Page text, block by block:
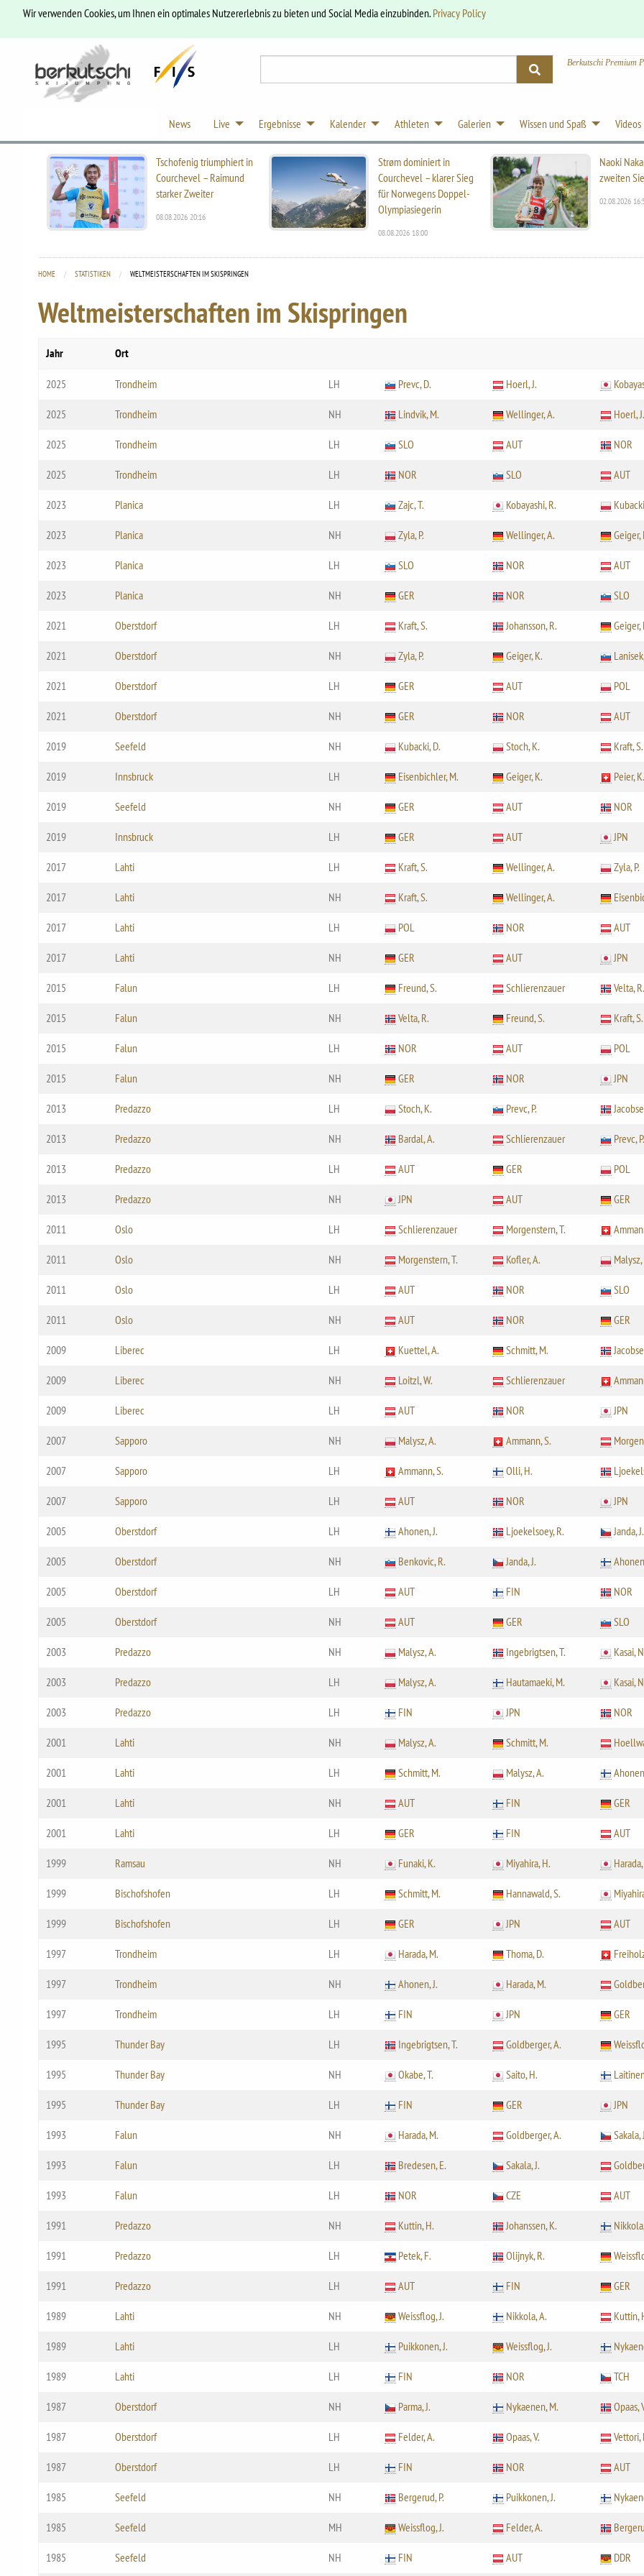
Wir verwenden Cookies, um Ihnen ein optimales Nutzererlebnis zu bieten und Social Media einzubinden.Privacy Policy
Berkutschi Premium
News Live Ergebnisse Kalender Athleten Galerien Wissen und Spaß Videos
Tschofenig triumphiert in
Courchevel – Raimund
starker Zweiter
08.08.2026 20:16
Strøm dominiert in
Courchevel – klarer Sieg
für Norwegens Doppel-
Olympiasiegerin
08.08.2026 18:00
Naoki
zweiten
02.08.2026
HOME STATISTIKEN CURRENT:
WELTMEISTERSCHAFTEN IM SKISPRINGEN
Weltmeisterschaften im Skispringen
Jahr Ort
2025 Trondheim LH Prevc, D. Hoerl, J.
2025 Trondheim NH Lindvik, M. Wellinger, A. Hoerl, J.
2025 Trondheim LH SLO AUT NOR
2025 Trondheim LH NOR SLO AUT
2023 Planica LH Zajc, T. Kobayashi, R.
2023 Planica NH Zyla, P. Wellinger, A. Geiger,
2023 Planica LH SLO NOR AUT
2023 Planica NH GER NOR SLO
2021 Oberstdorf LH Kraft, S. Johansson, R. Geiger,
2021 Oberstdorf NH Zyla, P. Geiger, K.
2021 Oberstdorf LH GER AUT POL
2021 Oberstdorf NH GER NOR AUT
2019 Seefeld NH Kubacki, D. Stoch, K. Kraft, S.
2019 Innsbruck LH Eisenbichler, M. Geiger, K. Peier, K.
2019 Seefeld NH GER AUT NOR
2019 Innsbruck LH GER AUT JPN
2017 Lahti LH Kraft, S. Wellinger, A. Zyla, P.
2017 Lahti NH Kraft, S. Wellinger, A.
2017 Lahti LH POL NOR AUT
2017 Lahti NH GER AUT JPN
2015 Falun LH Freund, S. Schlierenzauer Velta, R.
2015 Falun NH Velta, R. Freund, S. Kraft, S.
2015 Falun LH NOR AUT POL
2015 Falun NH GER NOR JPN
2013 Predazzo LH Stoch, K. Prevc, P.
2013 Predazzo NH Bardal, A. Schlierenzauer Prevc, P.
2013 Predazzo LH AUT GER POL
2013 Predazzo NH JPN AUT GER
2011 Oslo LH Schlierenzauer Morgenstern, T.
2011 Oslo NH Morgenstern, T. Kofler, A. Malysz,
2011 Oslo LH AUT NOR SLO
2011 Oslo NH AUT NOR GER
2009 Liberec LH Kuettel, A. Schmitt, M.
2009 Liberec NH Loitzl, W. Schlierenzauer
2009 Liberec LH AUT NOR JPN
2007 Sapporo NH Malysz, A. Ammann, S.
2007 Sapporo LH Ammann, S. Olli, H.
2007 Sapporo LH AUT NOR JPN
2005 Oberstdorf LH Ahonen, J. Ljoekelsoey, R. Janda, J.
2005 Oberstdorf NH Benkovic, R. Janda, J.
2005 Oberstdorf LH AUT FIN NOR
2005 Oberstdorf NH AUT GER SLO
2003 Predazzo NH Malysz, A. Ingebrigtsen, T. Kasai,
2003 Predazzo LH Malysz, A. Hautamaeki, M. Kasai,
2003 Predazzo LH FIN JPN NOR
2001 Lahti NH Malysz, A. Schmitt, M.
2001 Lahti LH Schmitt, M. Malysz, A.
2001 Lahti NH AUT FIN GER
2001 Lahti LH GER FIN AUT
1999 Ramsau NH Funaki, K. Miyahira, H.
1999 Bischofshofen LH Schmitt, M. Hannawald, S.
1999 Bischofshofen LH GER JPN AUT
1997 Trondheim LH Harada, M. Thoma, D.
1997 Trondheim NH Ahonen, J. Harada, M.
1997 Trondheim LH FIN JPN GER
1995 Thunder Bay LH Ingebrigtsen, T. Goldberger, A.
1995 Thunder Bay NH Okabe, T. Saito, H.
1995 Thunder Bay LH FIN GER JPN
1993 Falun NH Harada, M. Goldberger, A. Sakala,
1993 Falun LH Bredesen, E. Sakala, J.
1993 Falun LH NOR CZE AUT
1991 Predazzo NH Kuttin, H. Johanssen, K.
1991 Predazzo LH Petek, F. Olijnyk, R.
1991 Predazzo LH AUT FIN GER
1989 Lahti NH Weissflog, J. Nikkola, A. Kuttin,
1989 Lahti LH Puikkonen, J. Weissflog, J.
1989 Lahti LH FIN NOR TCH
1987 Oberstdorf NH Parma, J. Nykaenen, M. Opaas,
1987 Oberstdorf LH Felder, A. Opaas, V. Vettori,
1987 Oberstdorf LH FIN NOR AUT
1985 Seefeld NH Bergerud, P. Puikkonen, J.
1985 Seefeld MH Weissflog, J. Felder, A.
1985 Seefeld NH FIN AUT DDR